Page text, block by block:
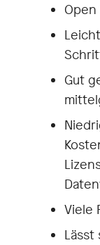
Gut
Viele
Lässt